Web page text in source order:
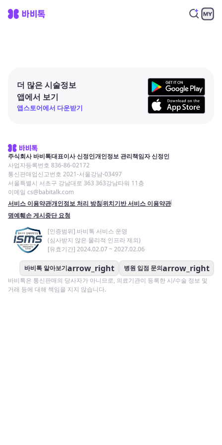
더 많은 시술정보
앱에서 보기
앱스토어에서 다운받기
주식회사 바비톡대표이사 신정인개인정보 관리책임자 신정인
사업자등록번호 836-86-02172
통신판매업신고번호 2021-서울강남-03497
서울특별시 서초구 강남대로 363 363강남타워 11층
이메일 cs@babitalk.com
서비스 이용약관개인정보 처리 방침위치기반 서비스 이용약관
명예훼손 게시중단 요청
[인증범위] 바비톡 서비스 운영
(심사받지 않은 물리적 인프라 제외)
[유효기간] 2024.02.07 ~ 2027.02.06
바비톡 알아보기arrow_right 병원 입점 문의arrow_right
바비톡은 통신판매의 당사자가 아니므로, 의료기관이 등록한 시/수술 정보 및
거래 등에 대해 책임을 지지 않습니다.